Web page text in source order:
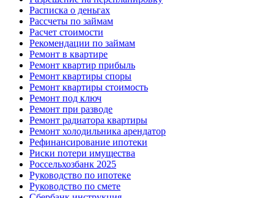
Расписка о деньгах
Рассчеты по займам
Расчет стоимости
Рекомендации по займам
Ремонт в квартире
Ремонт квартир прибыль
Ремонт квартиры споры
Ремонт квартиры стоимость
Ремонт под ключ
Ремонт при разводе
Ремонт радиатора квартиры
Ремонт холодильника арендатор
Рефинансирование ипотеки
Риски потери имущества
Россельхозбанк 2025
Руководство по ипотеке
Руководство по смете